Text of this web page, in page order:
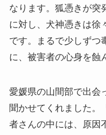
なります。狐憑きが突
に対し、犬神憑きは徐
です。まるで少しずつ
に、被害者の心身を蝕
愛媛県の山間部で出会
聞かせてくれました。
者さんの中には、原因